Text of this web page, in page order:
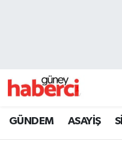
GÜNDEM ASAYİŞ
Beyoğlu Trafik